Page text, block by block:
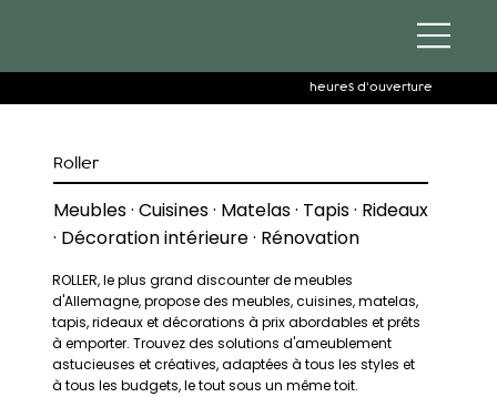
heures d'ouverture
Roller
Meubles · Cuisines · Matelas · Tapis · Rideaux
· Décoration intérieure · Rénovation
ROLLER, le plus grand discounter de meubles
d'Allemagne, propose des meubles, cuisines, matelas,
tapis, rideaux et décorations à prix abordables et prêts
à emporter. Trouvez des solutions d'ameublement
astucieuses et créatives, adaptées à tous les styles et
à tous les budgets, le tout sous un même toit.